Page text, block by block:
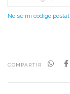
No sé mi código postal
COMPARTIR